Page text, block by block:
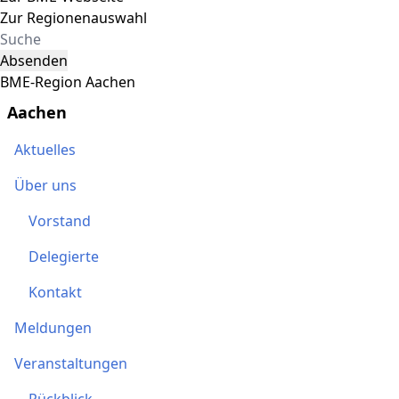
Zur Regionenauswahl
Absenden
BME-Region Aachen
Aachen
Aktuelles
Über uns
Vorstand
Delegierte
Kontakt
Meldungen
Veranstaltungen